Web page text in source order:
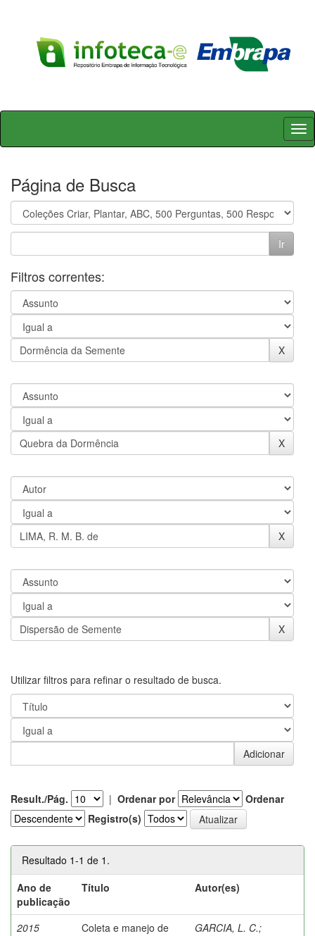
Skip
Página de Busca
Filtros correntes:
Utilizar filtros para refinar o resultado de busca.
Result./Pág. | Ordenar por
Ordenar
Registro(s)
Resultado 1-1 de 1.
Ano de
publicação
Título Autor(es)
2015
Coleta e manejo de
GARCIA, L. C.;